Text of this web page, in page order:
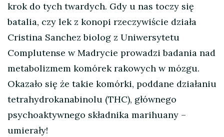
krok do tych twardych. Gdy u nas toczy się
batalia, czy lek z konopi rzeczywiście działa
Cristina Sanchez biolog z Uniwersytetu
Complutense w Madrycie prowadzi badania nad
metabolizmem komórek rakowych w mózgu.
Okazało się że takie komórki, poddane działaniu
tetrahydrokanabinolu (THC), głównego
psychoaktywnego składnika marihuany –
umierały!